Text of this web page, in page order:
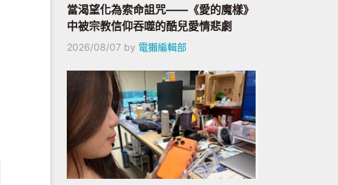
當渴望化為索命詛咒——《愛的魔樣》
中被宗教信仰吞噬的酷兒愛情悲劇
2026/08/07 by 電獺編輯部